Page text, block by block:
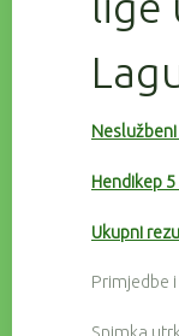
Hendikep
Ukupni
Primjedbe